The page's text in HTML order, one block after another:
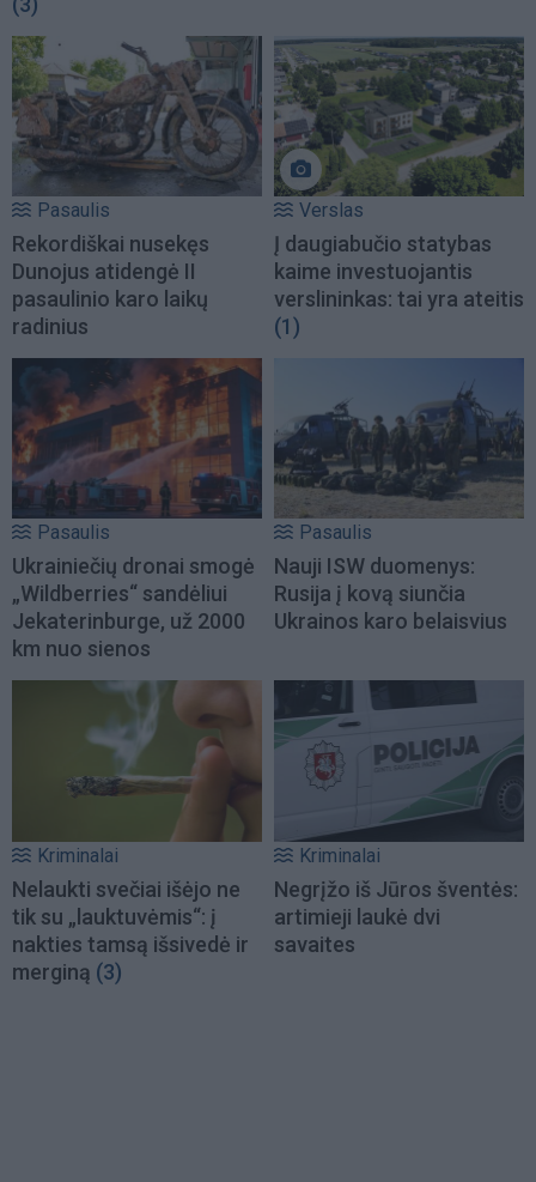
Pasaulis
Rekordiškai nusekęs
Dunojus atidengė II
pasaulinio karo laikų
radinius
Verslas
Į daugiabučio statybas
kaime investuojantis
verslininkas: tai yra ateitis
(1)
Pasaulis
Ukrainiečių dronai smogė
„Wildberries“ sandėliui
Jekaterinburge, už 2000
km nuo sienos
Pasaulis
Nauji ISW duomenys:
Rusija į kovą siunčia
Ukrainos karo belaisvius
Kriminalai
Nelaukti svečiai išėjo ne
tik su „lauktuvėmis“: į
nakties tamsą išsivedė ir
merginą (3)
Kriminalai
Negrįžo iš Jūros šventės:
artimieji laukė dvi
savaites